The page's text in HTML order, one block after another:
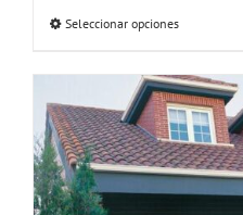
Seleccionar opcionesEste
tiene
múltiples
variantes.
Las
opciones
se